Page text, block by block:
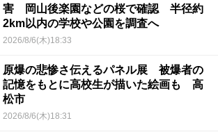
害 岡山後楽園などの桜で確認 半径約
2km以内の学校や公園を調査へ
2026/8/6(木)18:33
原爆の悲惨さ伝えるパネル展 被爆者の
記憶をもとに高校生が描いた絵画も 高
松市
2026/8/6(木)18:31